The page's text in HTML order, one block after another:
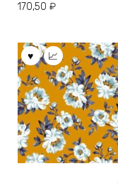
170,50 ₽